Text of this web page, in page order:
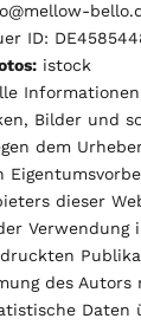
ID:
istock
Bilder und
dem
dieser
Verwendung
des Autors
Daten